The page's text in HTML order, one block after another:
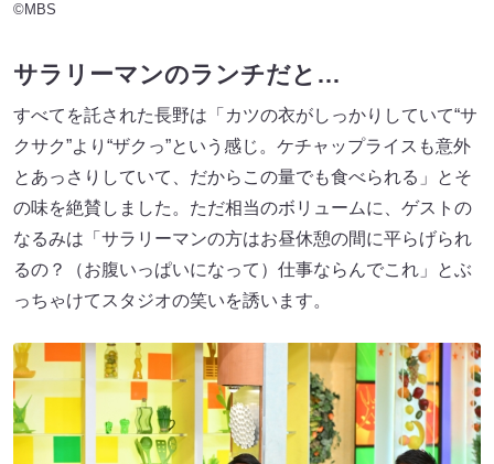
©MBS
サラリーマンのランチだと…
すべてを託された長野は「カツの衣がしっかりしていて“サ
クサク”より“ザクっ”という感じ。ケチャップライスも意外
とあっさりしていて、だからこの量でも食べられる」とそ
の味を絶賛しました。ただ相当のボリュームに、ゲストの
なるみは「サラリーマンの方はお昼休憩の間に平らげられ
るの？（お腹いっぱいになって）仕事ならんでこれ」とぶ
っちゃけてスタジオの笑いを誘います。